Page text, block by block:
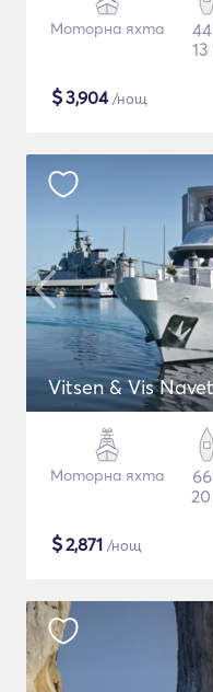
Моторна яхта
$3,904/нощ
Vitsen & Vis
Моторна яхта
$2,871 /нощ